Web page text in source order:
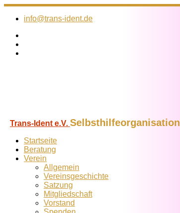
Zum
Inhalt
info@trans-ident.de
Trans-Ident e.V. Selbsthilfeorganisation
Startseite
Beratung
Verein
Allgemein
Vereins­geschichte
Satzung
Mitglied­schaft
Vorstand